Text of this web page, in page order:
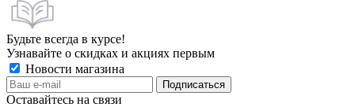
Будьте всегда в курсе!
Узнавайте о скидках и акциях первым
Новости магазина
Оставайтесь на связи